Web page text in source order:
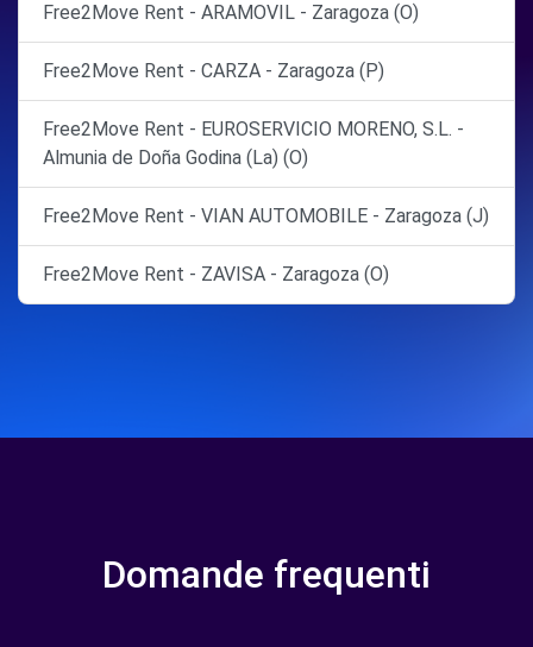
Free2Move Rent - ARAMOVIL - Zaragoza (O)
Free2Move Rent - CARZA - Zaragoza (P)
Free2Move Rent - EUROSERVICIO MORENO, S.L. -
Almunia de Doña Godina (La) (O)
Free2Move Rent - VIAN AUTOMOBILE - Zaragoza (J)
Free2Move Rent - ZAVISA - Zaragoza (O)
Domande frequenti